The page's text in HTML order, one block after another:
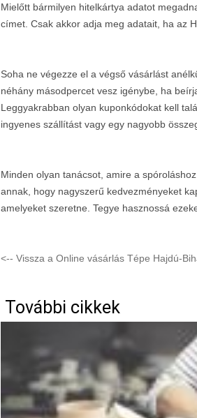
Mielőtt bármilyen hitelkártya adatot
címet. Csak akkor adja meg adatait, ha az
Soha ne végezze el a végső vásárlást
néhány másodpercet vesz igénybe, ha
Leggyakrabban olyan kuponkódokat kell
ingyenes szállítást vagy egy nagyobb
Minden olyan tanácsot, amire a
annak, hogy nagyszerű kedvezményeket
amelyeket szeretne. Tegye hasznossá
<-- Vissza a Online vásárlás Tépe Hajdú-
További cikkek